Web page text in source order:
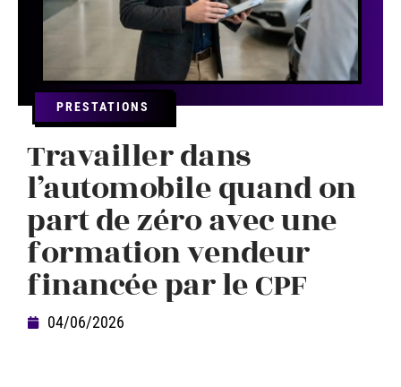
PRESTATIONS
Travailler dans
l’automobile quand on
part de zéro avec une
formation vendeur
financée par le CPF
04/06/2026